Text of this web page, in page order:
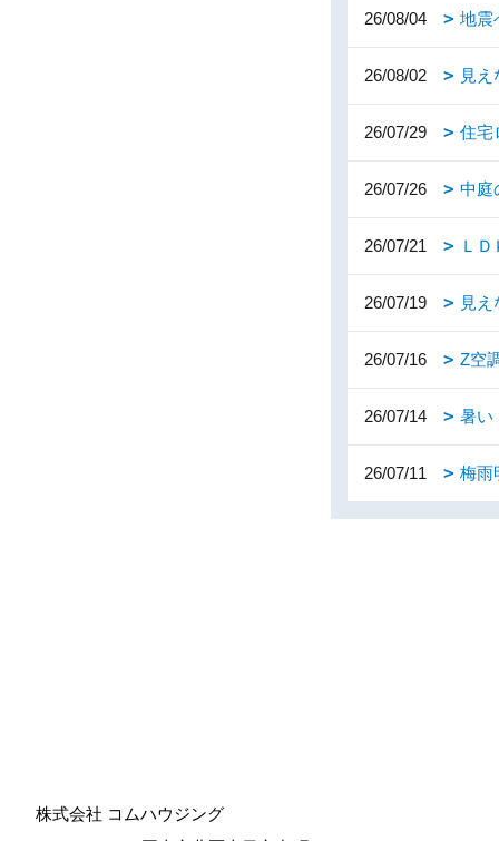
26/08/04 地震
26/08/02 見
26/07/29 住宅
26/07/26 中庭
26/07/21 Ｌ
26/07/19 見
26/07/16 Z空
26/07/14 暑い
26/07/11 梅雨
株式会社 コムハウジング